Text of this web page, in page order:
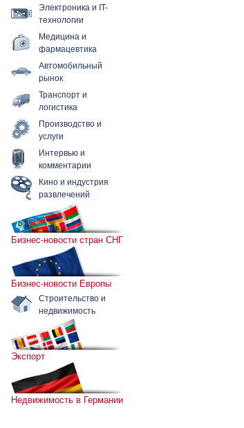
Электроника и IT-
технологии
Медицина и
фармацевтика
Автомобильный
рынок
Транспорт и
логистика
Производство и
услуги
Интервью и
комментарии
Кино и индустрия
развлечений
Бизнес-новости стран СНГ
Бизнес-новости Европы
Строительство и
недвижимость
Экспорт
Недвижимость в Германии